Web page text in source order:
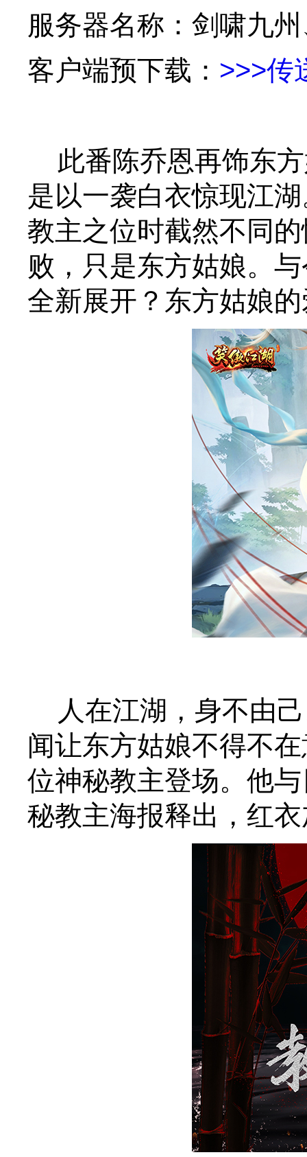
服务器名称：剑啸九
客户端预下载： >>>传
此番陈乔恩再饰东方
是以一袭白衣惊现江
教主之位时截然不同
败，只是东方姑娘。
全新展开？东方姑娘
人在江湖，身不由己
闻让东方姑娘不得不
位神秘教主登场。他
秘教主海报释出，红